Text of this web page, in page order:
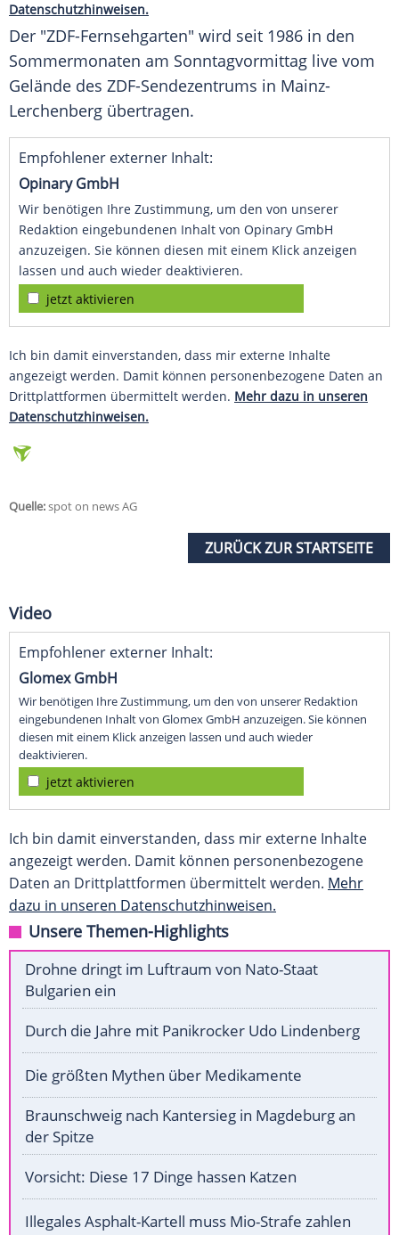
Datenschutzhinweisen.
Der "ZDF-Fernsehgarten" wird seit 1986 in den
Sommermonaten am Sonntagvormittag live vom
Gelände des ZDF-Sendezentrums in Mainz-
Lerchenberg übertragen.
Empfohlener externer Inhalt:
Opinary GmbH
Wir benötigen Ihre Zustimmung, um den von unserer
Redaktion eingebundenen Inhalt von Opinary GmbH
anzuzeigen. Sie können diesen mit einem Klick anzeigen
lassen und auch wieder deaktivieren.
jetzt aktivieren
Ich bin damit einverstanden, dass mir externe Inhalte
angezeigt werden. Damit können personenbezogene Daten an
Drittplattformen übermittelt werden. Mehr dazu in unseren
Datenschutzhinweisen.
Quelle:spot on news AG
ZURÜCK ZUR STARTSEITE
Video
Empfohlener externer Inhalt:
Glomex GmbH
Wir benötigen Ihre Zustimmung, um den von unserer Redaktion
eingebundenen Inhalt von Glomex GmbH anzuzeigen. Sie können
diesen mit einem Klick anzeigen lassen und auch wieder
deaktivieren.
jetzt aktivieren
Ich bin damit einverstanden, dass mir externe Inhalte
angezeigt werden. Damit können personenbezogene
Daten an Drittplattformen übermittelt werden. Mehr
dazu in unseren Datenschutzhinweisen.
Unsere Themen-Highlights
Drohne dringt im Luftraum von Nato-Staat
Bulgarien ein
Durch die Jahre mit Panikrocker Udo Lindenberg
Die größten Mythen über Medikamente
Braunschweig nach Kantersieg in Magdeburg an
der Spitze
Vorsicht: Diese 17 Dinge hassen Katzen
Illegales Asphalt-Kartell muss Mio-Strafe zahlen